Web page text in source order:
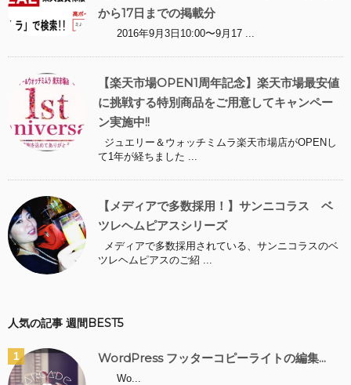
から17日までの掲載分
2016年9月3日10:00〜9月17 ...
【楽天市場OPEN1周年記念】楽天市場最安値
に挑戦する特別商品をご用意してキャンペー
ン実施中!!
ジュエリー＆ウォッチミムラ楽天市場店がOPENし
て1年が経ちました ...
【メディアで多数採用！】サンニコラス ベ
ツレヘムピアスシリーズ
メディアで多数採用されている、サンニコラスのベ
ツレヘムピアスのご紹 ...
人気の記事 週間BEST5
WordPress フッターコピーライトの編集...
Wo...